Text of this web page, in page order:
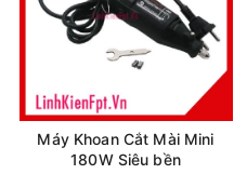
Máy Khoan Cắt Mài Mini
180W Siêu bền